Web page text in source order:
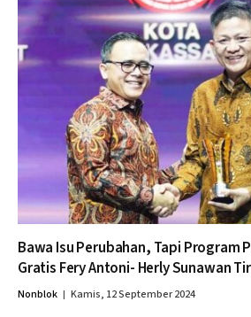
Bawa Isu Perubahan, Tapi Program
Gratis Fery Antoni- Herly Sunawan
Nonblok Kamis, 12 September 2024